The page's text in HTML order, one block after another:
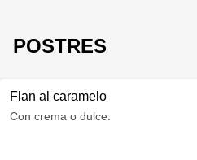
POSTRES
Flan al caramelo
Con crema o dulce.